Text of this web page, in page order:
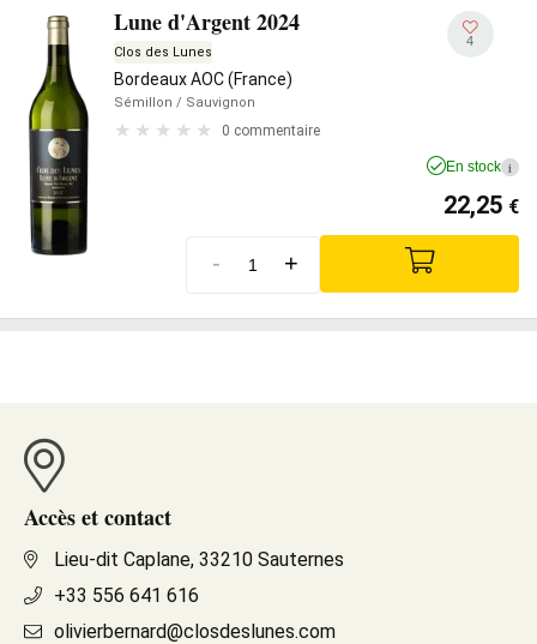
Lune d'Argent 2024
Clos des Lunes
Bordeaux AOC (France)
Sémillon / Sauvignon
0 commentaire
4
En stock i
22,25 €
- +
Accès et contact
Lieu-dit Caplane, 33210 Sauternes
+33 556 641 616
olivierbernard@closdeslunes.com